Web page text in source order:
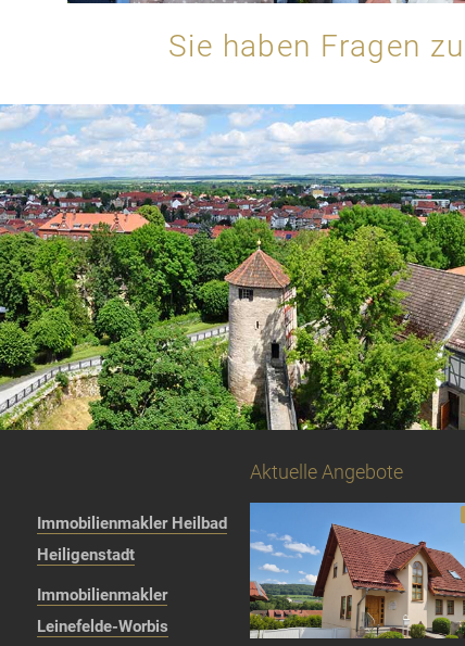
Sie haben Fragen
Immobilienmakler Heilbad
Heiligenstadt
Immobilienmakler
Leinefelde-Worbis
Aktuelle Angebote